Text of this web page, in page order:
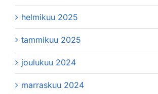
helmikuu 2025
tammikuu 2025
joulukuu 2024
marraskuu 2024